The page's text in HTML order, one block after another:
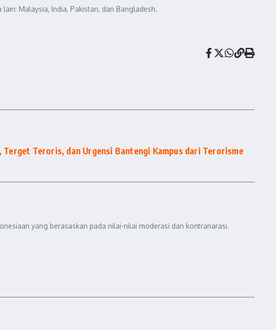
Malaysia, India, Pakistan, dan Bangladesh.
Terget Teroris, dan Urgensi Bantengi Kampus dari Terorisme
yang berasaskan pada nilai-nilai moderasi dan kontranarasi.